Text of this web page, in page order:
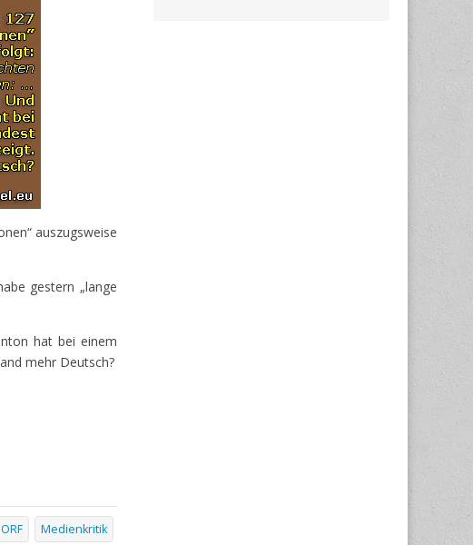
auszugsweise
gestern „lange
hat bei einem
mehr Deutsch?
Medienkritik